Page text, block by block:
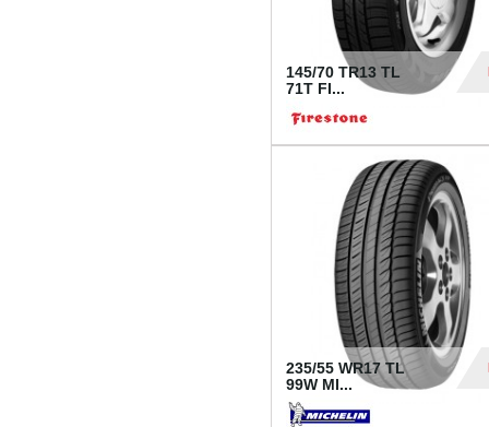
145/70 TR13 TL
71T FI...
235/55 WR17 TL
99W MI...